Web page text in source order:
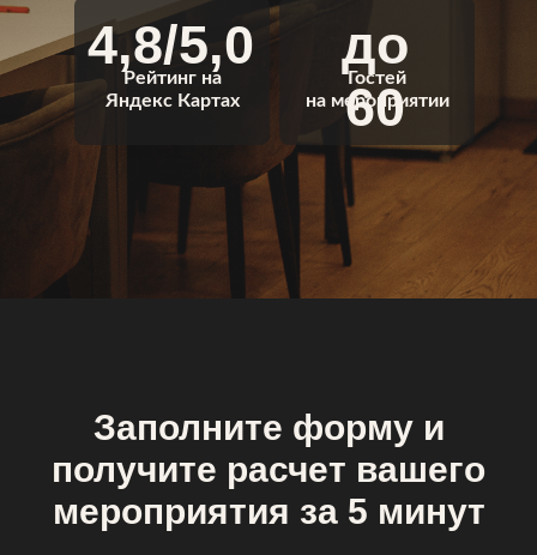
Рейтинг на
Яндекс Картах
4,8/5,0
Гостей
на мероприятии
до
60
Заполните форму и
получите расчет вашего
мероприятия за 5 минут